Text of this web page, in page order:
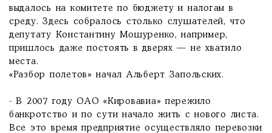
выдалось на комитете по бюджету и налогам в
среду. Здесь собралось столько слушателей, что
депутату Константину Мошуренко, например,
пришлось даже постоять в дверях — не хватило
места.
«Разбор полетов» начал Альберт Запольских.
- В 2007 году ОАО «Кировавиа» пережило
банкротство и по сути начало жить с нового листа.
Все это время предприятие осуществляло перевозки